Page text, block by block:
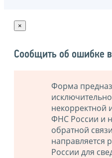
×
Сообщить об ошибке в
Форма
некорректной
ФНС России и
обратной
направляется
России для